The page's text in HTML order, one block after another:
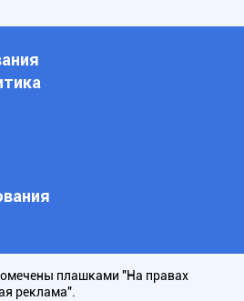
плашками "На правах
реклама".